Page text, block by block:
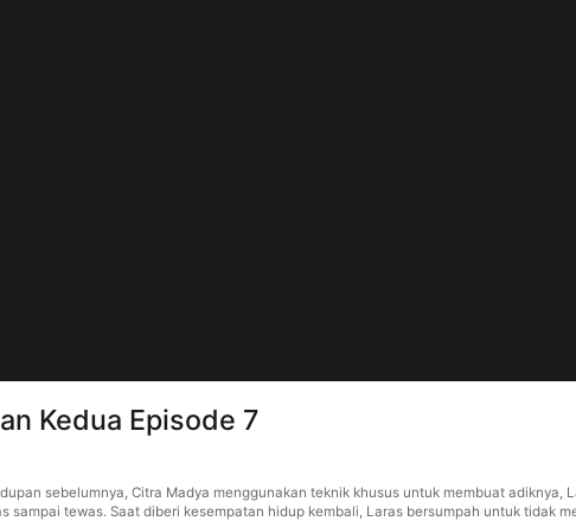
Kedua Episode 7
sebelumnya, Citra Madya menggunakan teknik khusus untuk membuat
sampai tewas. Saat diberi kesempatan hidup kembali, Laras bersumpah untuk tidak